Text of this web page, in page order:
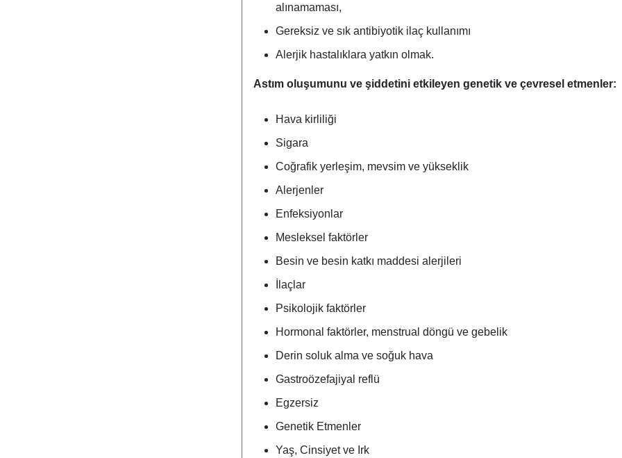
alınamaması,
Gereksiz ve sık antibiyotik ilaç kullanımı
Alerjik hastalıklara yatkın olmak.
Astım oluşumunu ve şiddetini etkileyen genetik ve çevresel etmenler:
Hava kirliliği
Sigara
Coğrafik yerleşim, mevsim ve yükseklik
Alerjenler
Enfeksiyonlar
Mesleksel faktörler
Besin ve besin katkı maddesi alerjileri
İlaçlar
Psikolojik faktörler
Hormonal faktörler, menstrual döngü ve gebelik
Derin soluk alma ve soğuk hava
Gastroözefajiyal reflü
Egzersiz
Genetik Etmenler
Yaş, Cinsiyet ve Irk